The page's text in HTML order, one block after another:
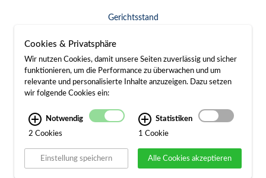
Gerichtsstand
Widerruf erklären
SERVICE & KONTAKT
Besuch / Anfahrt
Kontakt
Cookies & Privatsphäre
Wir nutzen Cookies, damit unsere Seiten zuverlässig und sicher
funktionieren, um die Performance zu überwachen und um
relevante und personalisierte Inhalte anzuzeigen. Dazu setzen
wir folgende Cookies ein:
Notwendig
2 Cookies
Statistiken
1 Cookie
Einstellung speichern Alle Cookies akzeptieren